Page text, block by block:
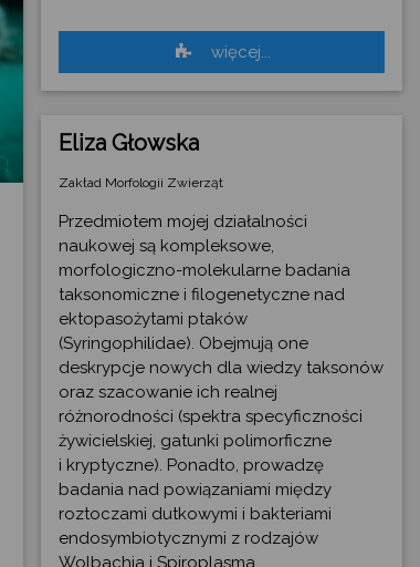
więcej...
Eliza Głowska
Zakład Morfologii Zwierząt
Przedmiotem mojej działalności
naukowej są kompleksowe,
morfologiczno-molekularne badania
taksonomiczne i filogenetyczne nad
ektopasożytami ptaków
(Syringophilidae). Obejmują one
deskrypcje nowych dla wiedzy taksonów
oraz szacowanie ich realnej
różnorodności (spektra specyficzności
żywicielskiej, gatunki polimorficzne
i kryptyczne). Ponadto, prowadzę
badania nad powiązaniami między
roztoczami dutkowymi i bakteriami
endosymbiotycznymi z rodzajów